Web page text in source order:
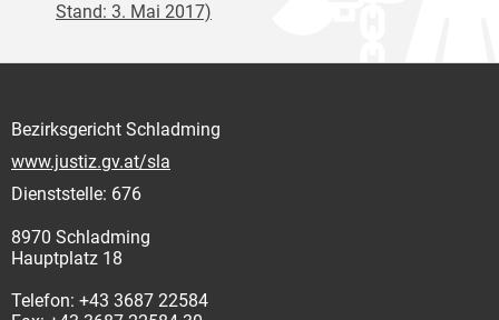
Stand: 3. Mai 2017)
Bezirksgericht Schladming
www.justiz.gv.at/sla
Dienststelle: 676
8970 Schladming
Hauptplatz 18
Telefon: +43 3687 22584